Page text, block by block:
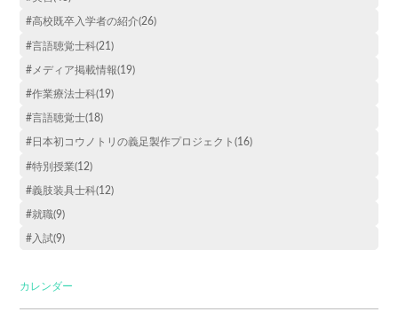
#高校既卒入学者の紹介(26)
#言語聴覚士科(21)
#メディア掲載情報(19)
#作業療法士科(19)
#言語聴覚士(18)
#日本初コウノトリの義足製作プロジェクト(16)
#特別授業(12)
#義肢装具士科(12)
#就職(9)
#入試(9)
カレンダー